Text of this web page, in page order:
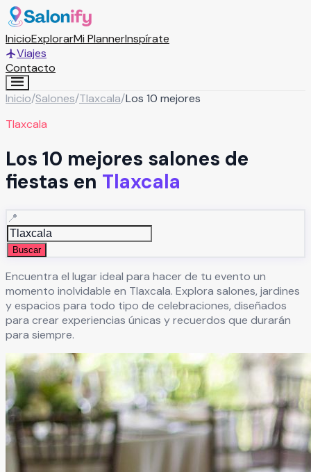
InicioExplorarMi PlannerInspírate
Viajes
Contacto
Inicio/Salones/Tlaxcala/Los 10 mejores
Tlaxcala
Los 10 mejores salones de
fiestas en Tlaxcala
📍
Buscar
Encuentra el lugar ideal para hacer de tu evento un
momento inolvidable en Tlaxcala. Explora salones, jardines
y espacios para todo tipo de celebraciones, diseñados
para crear experiencias únicas y recuerdos que durarán
para siempre.